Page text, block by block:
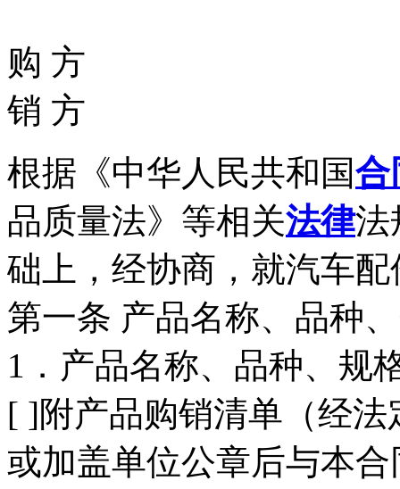
购 方
销 方
根据《中华人民共和国合
品质量法》等相关法律法
础上，经协商，就汽车
第一条 产品名称、品种
1．产品名称、品种、规
[ ]附产品购销清单（经
或加盖单位公章后与本